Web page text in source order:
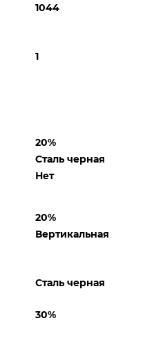
1044
1
20%
Сталь черная
Нет
20%
Вертикальная
Сталь черная
30%